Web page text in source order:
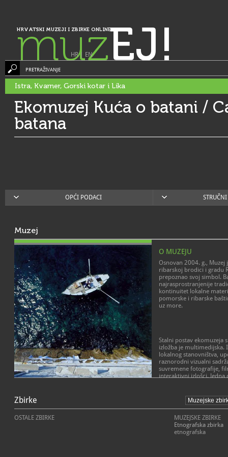
HRVATSKI MUZEJI I ZBIRKE ONLINE
muzEJ!
HR| EN
PRETRAŽIVANJE
Istra, Kvarner, Gorski kotar i Lika
Ekomuzej Kuća o batani /
batana
OPĆI PODACI
Muzej
O MUZEJU
Osnovan 2004. g.,
ribarskoj brodici i gradu
prepoznao svoj simbol.
najrasprostranjenije
kontinuitet lokalne
pomorske i ribarske
uz more.
Stalni postav ekomuzeja
izložba je multimedijska.
lokalnog stanovništva,
raznorodni vizualni
suvremene fotografije,
interaktivni izlošci. Jedna
pratiti razgovor
rovinjskom dijalektu te
komunicira na tri
govoru batane),
Zbirke
OSTALE ZBIRKE
MUZEJSKE ZBIRKE
Etnografska zbirka
etnografska